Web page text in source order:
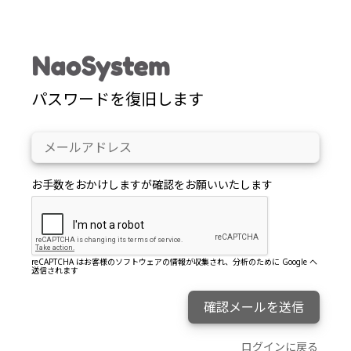
パスワードを復旧します
お手数をおかけしますが確認をお願いいたします
reCAPTCHA はお客様のソフトウェアの情報が収集され、分析のために Google へ
送信されます
確認メールを送信
ログインに戻る